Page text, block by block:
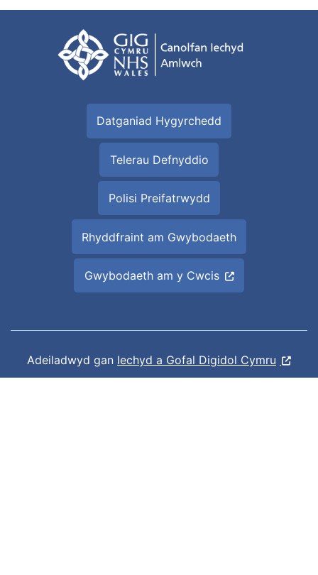
Datganiad Hygyrchedd
Telerau Defnyddio
Polisi Preifatrwydd
Rhyddfraint am Gwybodaeth
Gwybodaeth am y Cwcis
Adeiladwyd gan Iechyd a Gofal Digidol Cymru